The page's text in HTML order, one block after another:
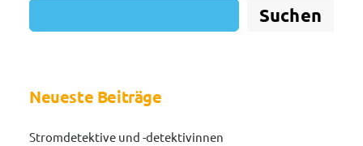
Suchen
Neueste Beiträge
Stromdetektive und -detektivinnen